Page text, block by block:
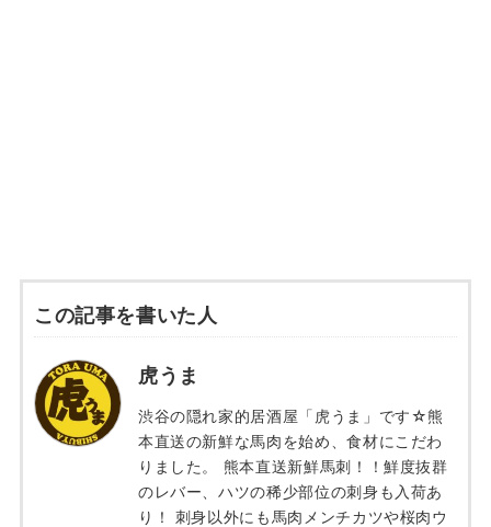
この記事を書いた人
虎うま
渋谷の隠れ家的居酒屋「虎うま」です☆熊
本直送の新鮮な馬肉を始め、食材にこだわ
りました。 熊本直送新鮮馬刺！！鮮度抜群
のレバー、ハツの稀少部位の刺身も入荷あ
り！ 刺身以外にも馬肉メンチカツや桜肉ウ